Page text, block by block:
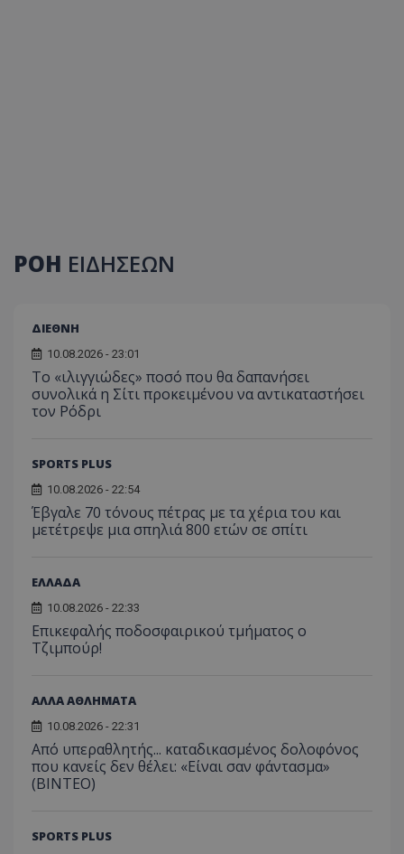
ΡΟΗ ΕΙΔΗΣΕΩΝ
ΔΙΕΘΝΗ
10.08.2026 - 23:01
Το «ιλιγγιώδες» ποσό που θα δαπανήσει
συνολικά η Σίτι προκειμένου να αντικαταστήσει
τον Ρόδρι
SPORTS PLUS
10.08.2026 - 22:54
Έβγαλε 70 τόνους πέτρας με τα χέρια του και
μετέτρεψε μια σπηλιά 800 ετών σε σπίτι
ΕΛΛΑΔΑ
10.08.2026 - 22:33
Επικεφαλής ποδοσφαιρικού τμήματος ο
Τζιμπούρ!
ΑΛΛΑ ΑΘΛΗΜΑΤΑ
10.08.2026 - 22:31
Από υπεραθλητής... καταδικασμένος δολοφόνος
που κανείς δεν θέλει: «Είναι σαν φάντασμα»
(BINTEO)
SPORTS PLUS